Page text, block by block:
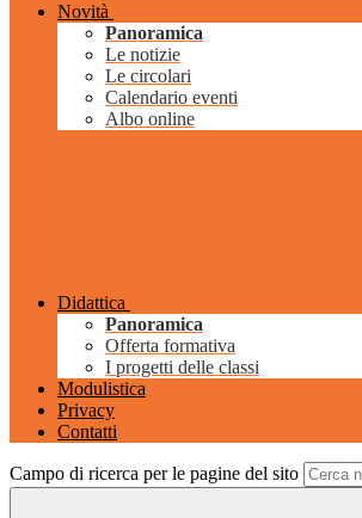
Novità
Panoramica
Le notizie
Le circolari
Calendario eventi
Albo online
Didattica
Panoramica
Offerta formativa
I progetti delle classi
Modulistica
Privacy
Contatti
Campo di ricerca per le pagine del sito